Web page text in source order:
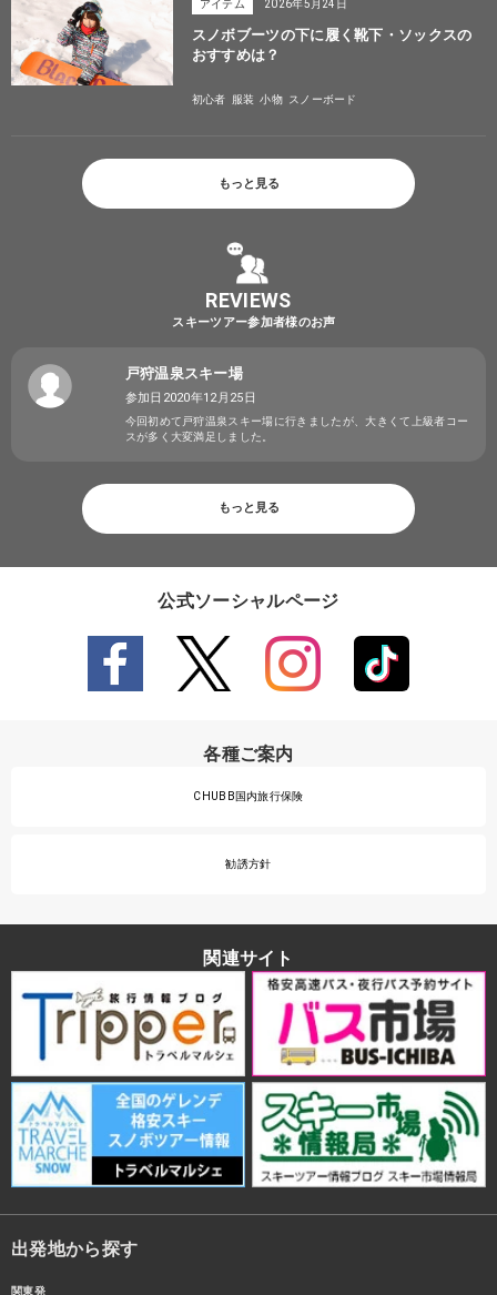
アイテム 2026年5月24日
スノボブーツの下に履く靴下・ソックスの
おすすめは？
初心者 服装 小物 スノーボード
もっと見る
REVIEWS
スキーツアー参加者様のお声
戸狩温泉スキー場
参加日2020年12月25日
今回初めて戸狩温泉スキー場に行きましたが、大きくて上級者コー
スが多く大変満足しました。
もっと見る
公式ソーシャルページ
各種ご案内
CHUBB国内旅行保険
勧誘方針
関連サイト
出発地から探す
関東発